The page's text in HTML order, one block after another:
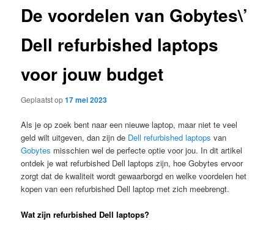
De voordelen van Gobytes\’
Dell refurbished laptops
voor jouw budget
Geplaatst op17 mei 2023
Als je op zoek bent naar een nieuwe laptop, maar niet te veel
geld wilt uitgeven, dan zijn de Dell refurbished laptops van
Gobytes misschien wel de perfecte optie voor jou. In dit artikel
ontdek je wat refurbished Dell laptops zijn, hoe Gobytes ervoor
zorgt dat de kwaliteit wordt gewaarborgd en welke voordelen het
kopen van een refurbished Dell laptop met zich meebrengt.
Wat zijn refurbished Dell laptops?